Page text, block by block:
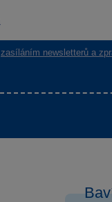
zasíláním newsletterů a